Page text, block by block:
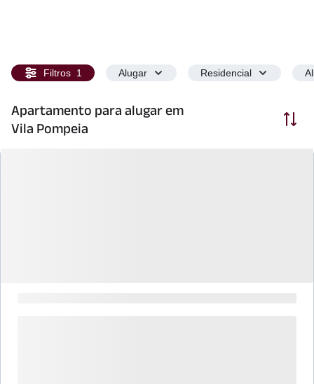
Filtros 1 Alugar Residencial
Apartamento para alugar em
Vila Pompeia
Ordenar